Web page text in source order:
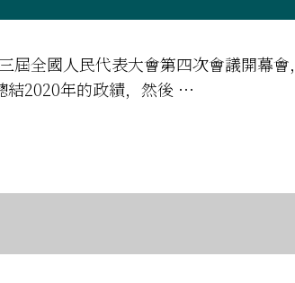
國人民代表大會第四次會議開幕會，
結2020年的政績，然後 …